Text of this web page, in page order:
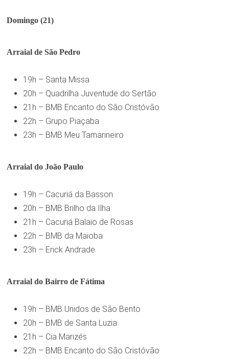
Domingo (21)
Arraial de São Pedro
19h – Santa Missa
20h – Quadrilha Juventude do Sertão
21h – BMB Encanto do São Cristóvão
22h – Grupo Piaçaba
23h – BMB Meu Tamarineiro
Arraial do João Paulo
19h – Cacuriá da Basson
20h – BMB Brilho da Ilha
21h – Cacuriá Balaio de Rosas
22h – BMB da Maioba
23h – Erick Andrade
Arraial do Bairro de Fátima
19h – BMB Unidos de São Bento
20h – BMB de Santa Luzia
21h – Cia Marizés
22h – BMB Encanto do São Cristóvão